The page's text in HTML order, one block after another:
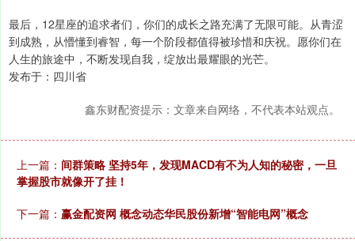
最后，12星座的追求者们，你们的成长之路充满了无限可能。从青涩
到成熟，从懵懂到睿智，每一个阶段都值得被珍惜和庆祝。愿你们在
人生的旅途中，不断发现自我，绽放出最耀眼的光芒。
发布于：四川省
鑫东财配资提示：文章来自网络，不代表本站观点。
上一篇： 间群策略 坚持5年，发现MACD有不为人知的秘密，一旦
掌握股市就像开了挂！
下一篇： 赢金配资网 概念动态华民股份新增“智能电网”概念